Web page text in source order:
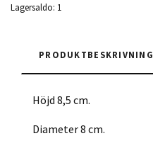
Lagersaldo: 1
PRODUKTBESKRIVNING
Höjd 8,5 cm.
Diameter 8 cm.